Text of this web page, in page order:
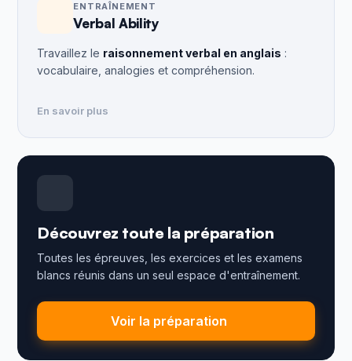
ENTRAÎNEMENT
Verbal Ability
Travaillez le raisonnement verbal en anglais :
vocabulaire, analogies et compréhension.
En savoir plus
Découvrez toute la préparation
Toutes les épreuves, les exercices et les examens
blancs réunis dans un seul espace d'entraînement.
Voir la préparation